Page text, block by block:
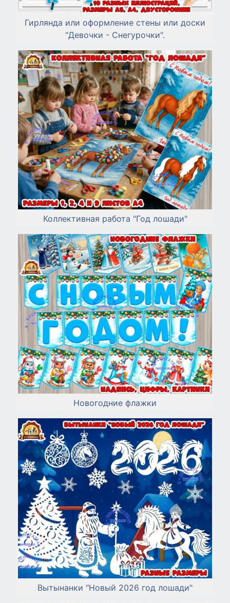
Гирлянда или оформление стены или доски
"Девочки - Снегурочки".
Коллективная работа "Год лошади"
Новогодние флажки
Вытынанки "Новый 2026 год лошади"